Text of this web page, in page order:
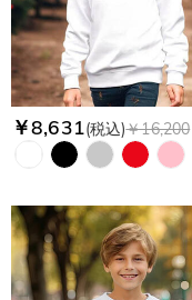
￥8,631(税込)￥16,200